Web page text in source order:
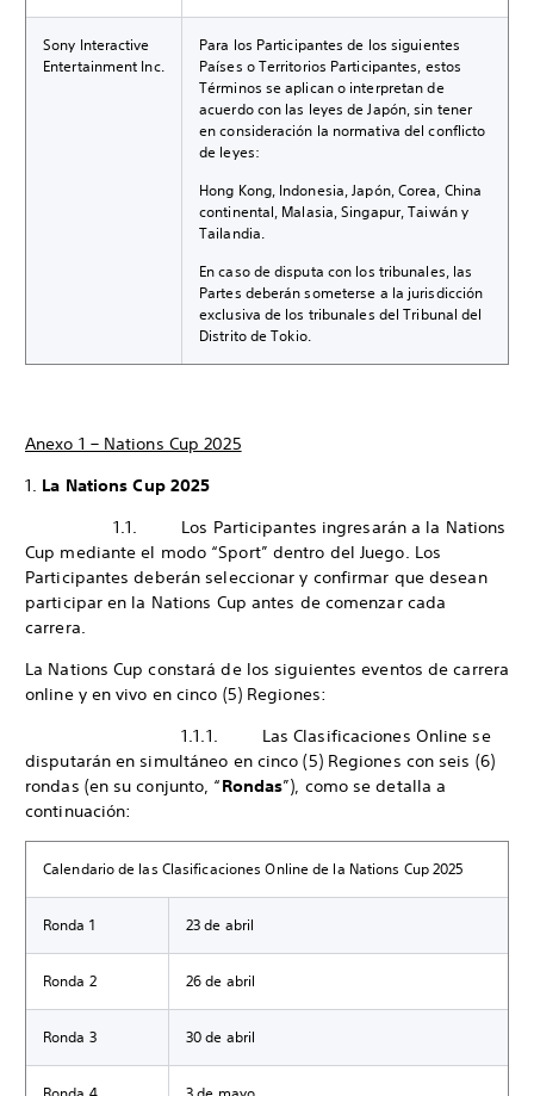
Sony Interactive
Entertainment Inc.
Para los Participantes de los siguientes
Países o Territorios Participantes, estos
Términos se aplican o interpretan de
acuerdo con las leyes de Japón, sin tener
en consideración la normativa del conflicto
de leyes:
Hong Kong, Indonesia, Japón, Corea, China
continental, Malasia, Singapur, Taiwán y
Tailandia.
En caso de disputa con los tribunales, las
Partes deberán someterse a la jurisdicción
exclusiva de los tribunales del Tribunal del
Distrito de Tokio.
Anexo 1 – Nations Cup 2025
1. La Nations Cup 2025
1.1. Los Participantes ingresarán a la Nations
Cup mediante el modo “Sport” dentro del Juego. Los
Participantes deberán seleccionar y confirmar que desean
participar en la Nations Cup antes de comenzar cada
carrera.
La Nations Cup constará de los siguientes eventos de carrera
online y en vivo en cinco (5) Regiones:
1.1.1. Las Clasificaciones Online se
disputarán en simultáneo en cinco (5) Regiones con seis (6)
rondas (en su conjunto, “Rondas”), como se detalla a
continuación:
Calendario de las Clasificaciones Online de la Nations Cup 2025
Ronda 1 23 de abril
Ronda 2 26 de abril
Ronda 3 30 de abril